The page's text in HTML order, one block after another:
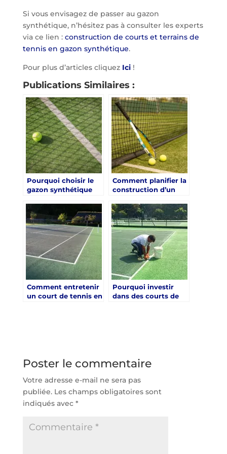
Si vous envisagez de passer au gazon
synthétique, n’hésitez pas à consulter les experts
via ce lien : construction de courts et terrains de
tennis en gazon synthétique.
Pour plus d’articles cliquez Ici !
Publications Similaires :
Pourquoi choisir le
gazon synthétique
de courts et terrains
de tennis ?
Comment planifier la
construction d’un
gazon synthétique ?
Comment entretenir
un court de tennis en
Pourquoi investir
dans des courts de
Poster le commentaire
Votre adresse e-mail ne sera pas
publiée. Les champs obligatoires sont
indiqués avec *